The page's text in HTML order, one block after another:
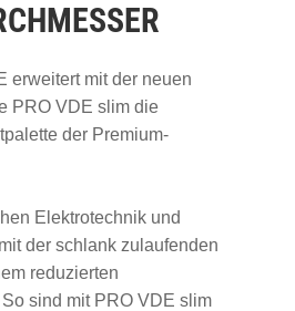
erweitert mit der neuen
PRO VDE slim die
der Premium-
Elektrotechnik und
der schlank zulaufenden
reduzierten
sind mit PRO VDE slim